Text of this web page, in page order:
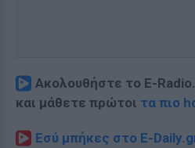
Ακολουθήστε το E-
και μάθετε πρώτοι τα πιο
Εσύ μπήκες στο E-